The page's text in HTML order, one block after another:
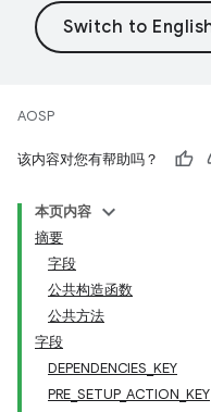
AOSP
该内容对您有帮助吗？
本页内容
摘要
字段
公共构造函数
公共方法
字段
DEPENDENCIES_KEY
PRE_SETUP_ACTION_KEY